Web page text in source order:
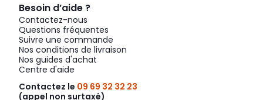
Besoin d’aide ?
Contactez-nous
Questions fréquentes
Suivre une commande
Nos conditions de livraison
Nos guides d'achat
Centre d'aide
Contactez le 09 69 32 32 23
(appel non surtaxé)